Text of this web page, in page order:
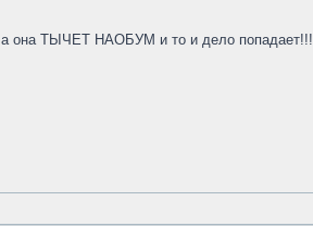
а она ТЫЧЕТ НАОБУМ и то и дело попадает!!!